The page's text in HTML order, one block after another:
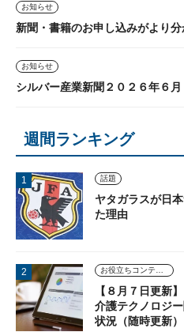
お知らせ
新聞・書籍のお申し込みがより分
お知らせ
シルバー産業新聞２０２６年６月
週間ランキング
話題
ヤタガラスが日
た理由
お役立ちコンテンツ
【８月７日更新
介護テクノロジ
状況（随時更新）